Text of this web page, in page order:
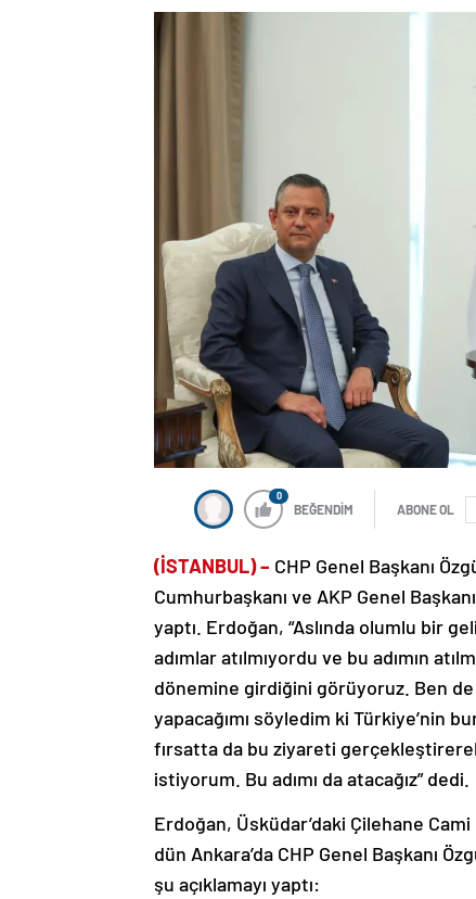
0
BEĞENDİM ABONE OL
(İSTANBUL) – CHP Genel Başkanı
Cumhurbaşkanı ve AKP Genel
yaptı. Erdoğan, “Aslında olumlu bir
adımlar atılmıyordu ve bu adımın
dönemine girdiğini görüyoruz. Ben de
yapacağımı söyledim ki Türkiye’nin
fırsatta da bu ziyareti
istiyorum. Bu adımı da atacağız” dedi.
Erdoğan, Üsküdar’daki Çilehane
dün Ankara’da CHP Genel Başkanı
şu açıklamayı yaptı: